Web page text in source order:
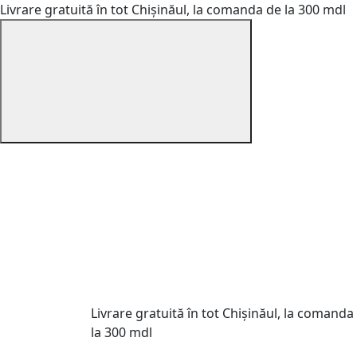
Livrare gratuită în tot Chișinăul, la comanda de la 300 mdl
Livrare gratuită în tot Chișinăul, la comanda
la 300 mdl